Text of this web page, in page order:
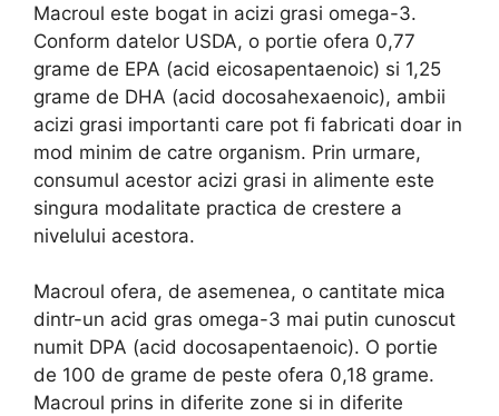
Macroul este bogat in acizi grasi omega-3.
Conform datelor USDA, o portie ofera 0,77
grame de EPA (acid eicosapentaenoic) si 1,25
grame de DHA (acid docosahexaenoic), ambii
acizi grasi importanti care pot fi fabricati doar in
mod minim de catre organism. Prin urmare,
consumul acestor acizi grasi in alimente este
singura modalitate practica de crestere a
nivelului acestora.
Macroul ofera, de asemenea, o cantitate mica
dintr-un acid gras omega-3 mai putin cunoscut
numit DPA (acid docosapentaenoic). O portie
de 100 de grame de peste ofera 0,18 grame.
Macroul prins in diferite zone si in diferite